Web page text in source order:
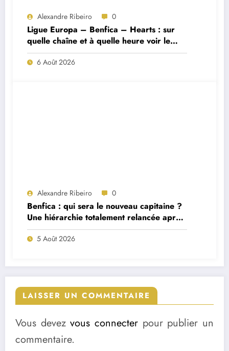
Alexandre Ribeiro 0
Ligue Europa – Benfica – Hearts : sur
quelle chaîne et à quelle heure voir le
match ?
6 Août 2026
Alexandre Ribeiro 0
Benfica : qui sera le nouveau capitaine ?
Une hiérarchie totalement relancée après
deux départs majeurs
5 Août 2026
LAISSER UN COMMENTAIRE
Vous devezvous connecter pour publier un
commentaire.